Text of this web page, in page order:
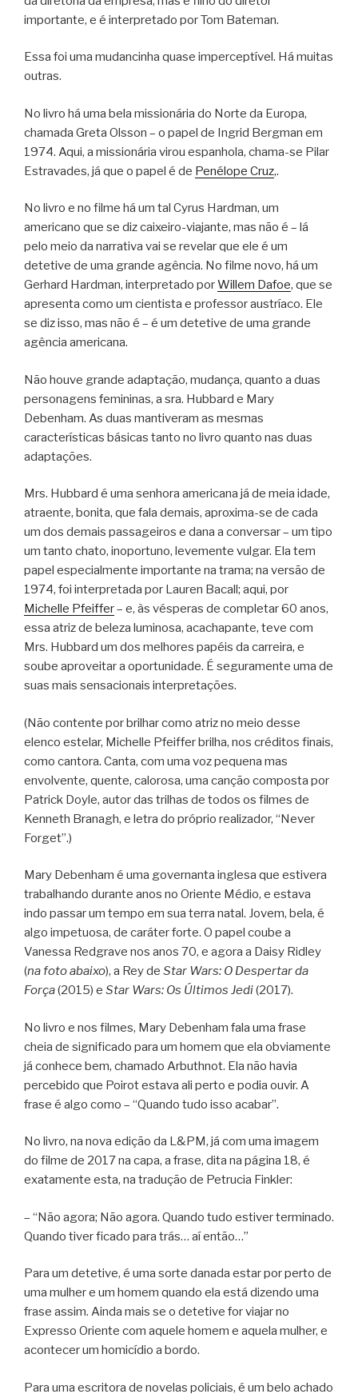
importante, e é interpretado por Tom Bateman.
Essa foi uma mudancinha quase imperceptível. Há muitas
outras.
No livro há uma bela missionária do Norte da Europa,
chamada Greta Olsson – o papel de Ingrid Bergman em
1974. Aqui, a missionária virou espanhola, chama-se Pilar
Estravades, já que o papel é de Penélope Cruz,.
No livro e no filme há um tal Cyrus Hardman, um
americano que se diz caixeiro-viajante, mas não é – lá
pelo meio da narrativa vai se revelar que ele é um
detetive de uma grande agência. No filme novo, há um
Gerhard Hardman, interpretado porWillem Dafoe, que se
apresenta como um cientista e professor austríaco. Ele
se diz isso, mas não é – é um detetive de uma grande
agência americana.
Não houve grande adaptação, mudança, quanto a duas
personagens femininas, a sra. Hubbard e Mary
Debenham. As duas mantiveram as mesmas
características básicas tanto no livro quanto nas duas
adaptações.
Mrs. Hubbard é uma senhora americana já de meia idade,
atraente, bonita, que fala demais, aproxima-se de cada
um dos demais passageiros e dana a conversar – um tipo
um tanto chato, inoportuno, levemente vulgar. Ela tem
papel especialmente importante na trama; na versão de
1974, foi interpretada por Lauren Bacall; aqui, por
Michelle Pfeiffer– e, às vésperas de completar 60 anos,
essa atriz de beleza luminosa, acachapante, teve com
Mrs. Hubbard um dos melhores papéis da carreira, e
soube aproveitar a oportunidade. É seguramente uma de
suas mais sensacionais interpretações.
(Não contente por brilhar como atriz no meio desse
elenco estelar, Michelle Pfeiffer brilha, nos créditos finais,
como cantora. Canta, com uma voz pequena mas
envolvente, quente, calorosa, uma canção composta por
Patrick Doyle, autor das trilhas de todos os filmes de
Kenneth Branagh, e letra do próprio realizador, “Never
Forget”.)
Mary Debenham é uma governanta inglesa que estivera
trabalhando durante anos no Oriente Médio, e estava
indo passar um tempo em sua terra natal. Jovem, bela, é
algo impetuosa, de caráter forte. O papel coube a
Vanessa Redgrave nos anos 70, e agora a Daisy Ridley
(na foto abaixo), a Rey de Star Wars: O Despertar da
Força(2015) e Star Wars: Os Últimos Jedi(2017).
No livro e nos filmes, Mary Debenham fala uma frase
cheia de significado para um homem que ela obviamente
já conhece bem, chamado Arbuthnot. Ela não havia
percebido que Poirot estava ali perto e podia ouvir. A
frase é algo como – “Quando tudo isso acabar”.
No livro, na nova edição da L&PM, já com uma imagem
do filme de 2017 na capa, a frase, dita na página 18, é
exatamente esta, na tradução de Petrucia Finkler:
– “Não agora; Não agora. Quando tudo estiver terminado.
Quando tiver ficado para trás… aí então…”
Para um detetive, é uma sorte danada estar por perto de
uma mulher e um homem quando ela está dizendo uma
frase assim. Ainda mais se o detetive for viajar no
Expresso Oriente com aquele homem e aquela mulher, e
acontecer um homicídio a bordo.
Para uma escritora de novelas policiais, é um belo achado